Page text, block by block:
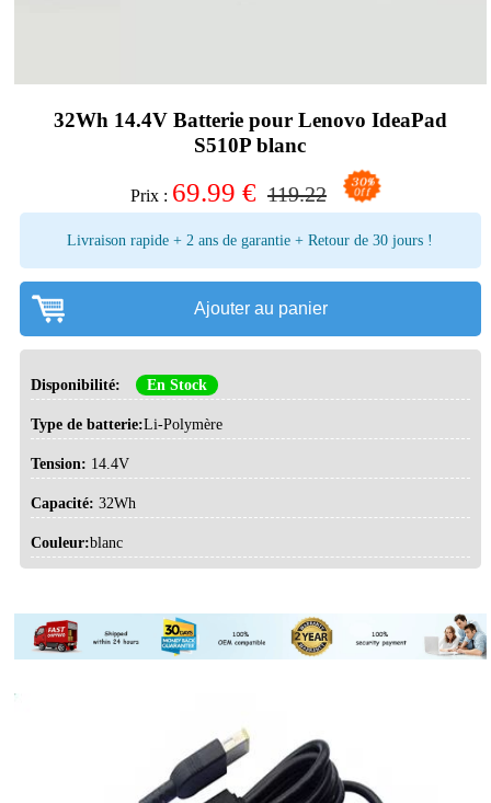
32Wh 14.4V Batterie pour Lenovo IdeaPad
S510P blanc
Prix : 69.99 € 119.22
Livraison rapide + 2 ans de garantie + Retour de 30 jours !
Ajouter au panier
Disponibilité: En Stock
Type de batterie:Li-Polymère
Tension: 14.4V
Capacité: 32Wh
Couleur:blanc